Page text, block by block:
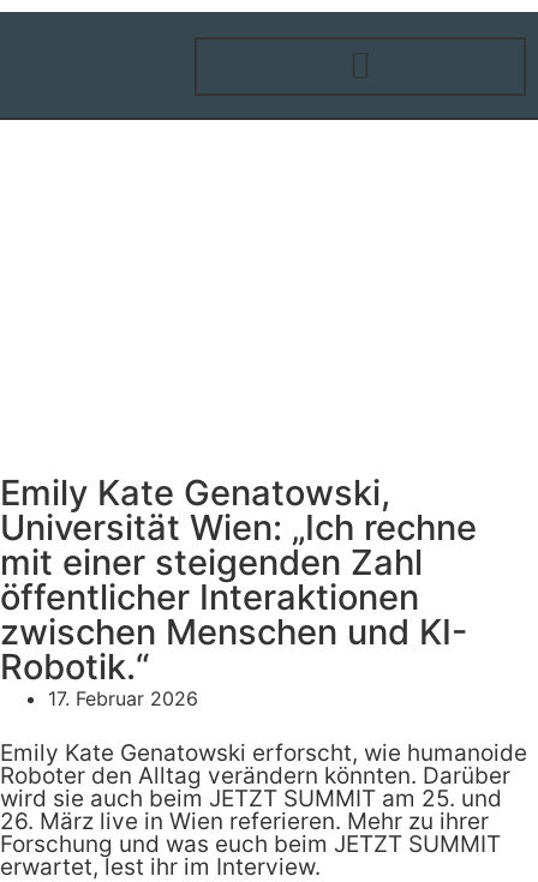
Emily Kate Genatowski,
Universität Wien: „Ich rechne
mit einer steigenden Zahl
öffentlicher Interaktionen
zwischen Menschen und KI-
Robotik.“
17. Februar 2026
Emily Kate Genatowski erforscht, wie humanoide
Roboter den Alltag verändern könnten. Darüber
wird sie auch beim JETZT SUMMIT am 25. und
26. März live in Wien referieren. Mehr zu ihrer
Forschung und was euch beim JETZT SUMMIT
erwartet, lest ihr im Interview.